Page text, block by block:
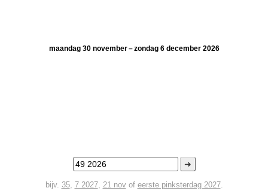
maandag 30 november – zondag 6 december 2026
➜
bijv. 35, 7 2027, 21 novof eerste pinksterdag 2027.